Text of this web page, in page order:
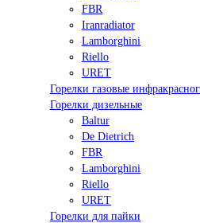
FBR
Iranradiator
Lamborghini
Riello
URET
Горелки газовые
Горелки дизельные
Baltur
De Dietrich
FBR
Lamborghini
Riello
URET
Горелки для пайки